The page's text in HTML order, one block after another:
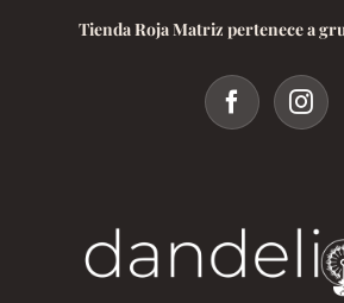
Tienda Roja Matriz pertenece a